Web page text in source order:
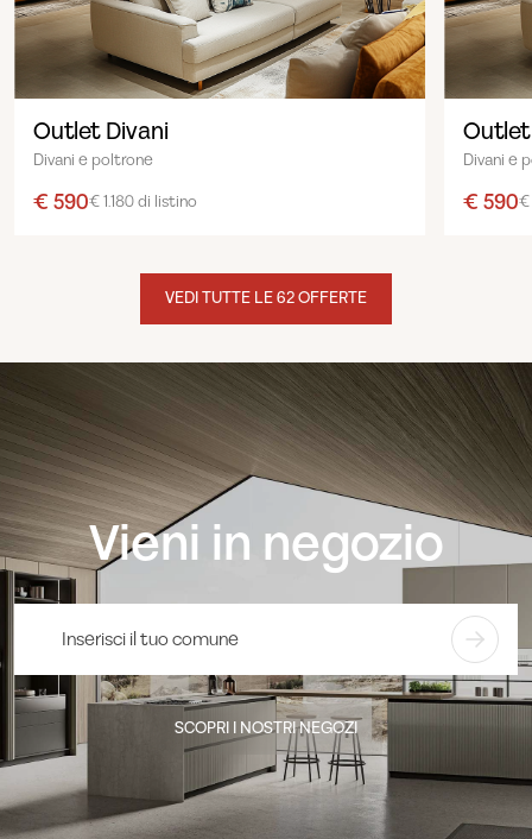
Outlet Divani
Divani e poltrone
€ 590€ 1.180 di listino
Divani e
€ 590€
VEDI TUTTE LE 62 OFFERTE
Vieni in negozio
SCOPRI I NOSTRI NEGOZI